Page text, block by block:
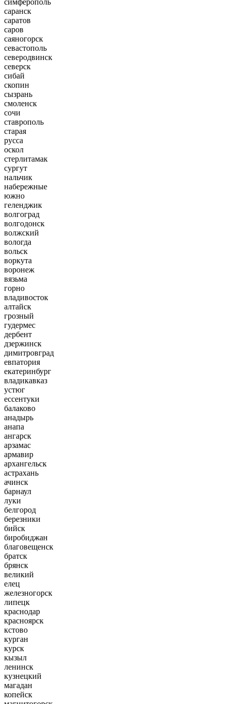
саранск
саратов
саров
саяногорск
севастополь
северодвинск
северск
сибай
скопин
сызрань
смоленск
сочи
ставрополь
старая
русса
оскол
стерлитамак
сургут
нальчик
набережные
южно
геленджик
волгоград
волгодонск
волжский
вологда
вольск
воркута
воронеж
вязьма
горно
владивосток
алтайск
грозный
гудермес
дербент
дзержинск
димитровград
евпатория
екатеринбург
владикавказ
устюг
ессентуки
балаково
анадырь
анапа
ангарск
арзамас
армавир
архангельск
астрахань
ачинск
барнаул
луки
белгород
березники
бийск
биробиджан
благовещенск
братск
брянск
великий
елец
железногорск
липецк
краснодар
красноярск
кстово
курган
курск
кызыл
ленинск
кузнецкий
магадан
копейск